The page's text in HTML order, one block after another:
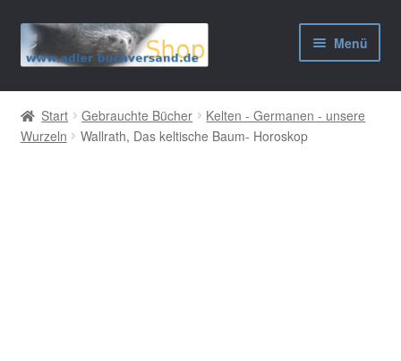
Zur
Navigation
Zum
Inhalt
Menü
AGB
Widerrufsbelehrung
Start Gebrauchte Bücher
Kelten - Germanen - unsere
Wurzeln
Wallrath, Das keltische Baum- Horoskop